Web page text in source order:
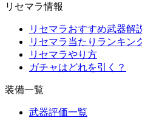
リセマラ情報
リセマラおすすめ武器解
リセマラ当たりランキン
リセマラやり方
ガチャはどれを引く？
装備一覧
武器評価一覧